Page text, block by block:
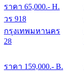
ราคา 65,000.- H.
วร 918
กรุงเทพมหานคร
28
ราคา 159,000.- B.